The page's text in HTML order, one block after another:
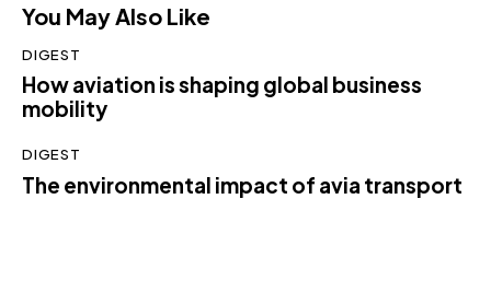
You May Also Like
DIGEST
How aviation is shaping global business
mobility
DIGEST
The environmental impact of avia transport